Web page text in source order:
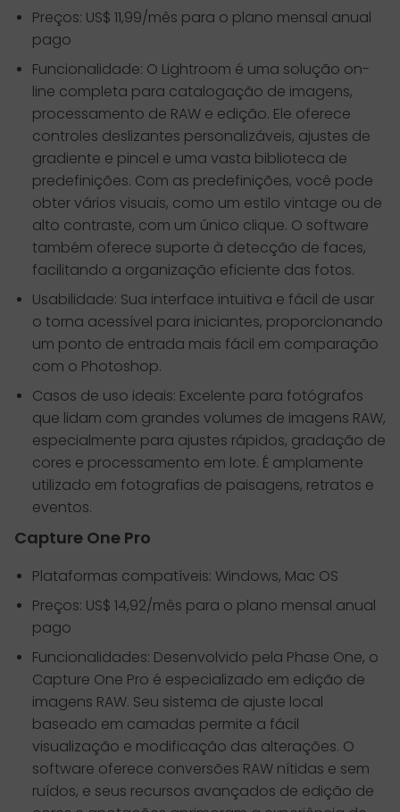
Preços: US$ 11,99/mês para o plano mensal anual
pago
Funcionalidade: O Lightroom é uma solução on-
line completa para catalogação de imagens,
processamento de RAW e edição. Ele oferece
controles deslizantes personalizáveis, ajustes de
gradiente e pincel e uma vasta biblioteca de
predefinições. Com as predefinições, você pode
obter vários visuais, como um estilo vintage ou de
alto contraste, com um único clique. O software
também oferece suporte à detecção de faces,
facilitando a organização eficiente das fotos.
Usabilidade: Sua interface intuitiva e fácil de usar
o torna acessível para iniciantes, proporcionando
um ponto de entrada mais fácil em comparação
com o Photoshop.
Casos de uso ideais: Excelente para fotógrafos
que lidam com grandes volumes de imagens RAW,
especialmente para ajustes rápidos, gradação de
cores e processamento em lote. É amplamente
utilizado em fotografias de paisagens, retratos e
eventos.
Capture One Pro
Plataformas compatíveis: Windows, Mac OS
Preços: US$ 14,92/mês para o plano mensal anual
pago
Funcionalidades: Desenvolvido pela Phase One, o
Capture One Pro é especializado em edição de
imagens RAW. Seu sistema de ajuste local
baseado em camadas permite a fácil
visualização e modificação das alterações. O
software oferece conversões RAW nítidas e sem
ruídos, e seus recursos avançados de edição de